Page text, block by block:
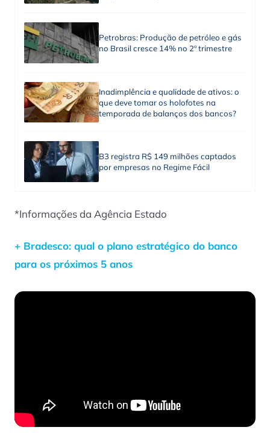
Petrobras: Produção de petróleo e gás
no Brasil cresce 14% no 2º trimestre
Inadimplência e qualidade de ativos: o
que deve tomar os holofotes na
temporada de balanços dos bancos?
B3 registra R$ 149 milhões captados
por empresas no Regime Fácil
*Informações da Agência Estado
+ Bradesco: qual o plano estratégico do banco
para os próximos 5 anos